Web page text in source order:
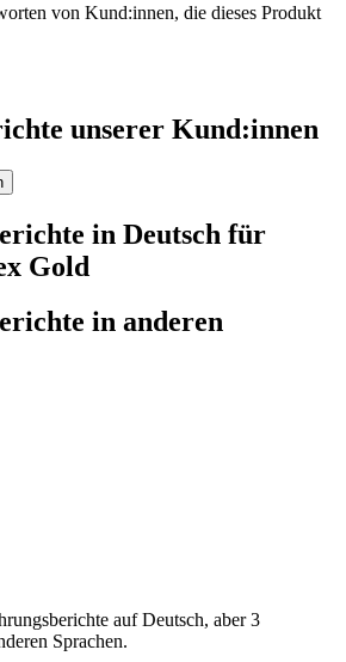
von Kund:innen, die dieses Produkt
unserer Kund:innen
in Deutsch für
Gold
in anderen
auf Deutsch, aber 3
Sprachen.